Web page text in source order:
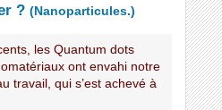
? (Nanoparticules.)
les Quantum dots
ont envahi notre
travail, qui s’est achevé à